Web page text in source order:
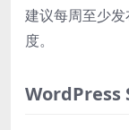
建议每周至少
度。
WordPress